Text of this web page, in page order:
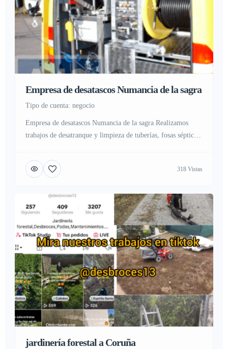
Empresa de desatascos Numancia de la sagra
tipo de cuenta: negocio
Empresa de desatascos Numancia de la sagra Realizamos
trabajos de desatranque y limpieza de tuberías, fosas sépticas
actualidad gran cantidad de personas sufren atascos o
atrancos en sus hogares, industria o negocio, Nadie esta ajeno
318 Vistas
jardinería forestal a Coruña